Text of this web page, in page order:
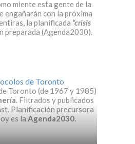
miente esta gente de la
engañarán con la próxima
la planificada “crisis
preparada (Agenda2030).
Toronto (de 1967 y 1985)
. Filtrados y publicados
Planificación precursora
es laAgenda2030.